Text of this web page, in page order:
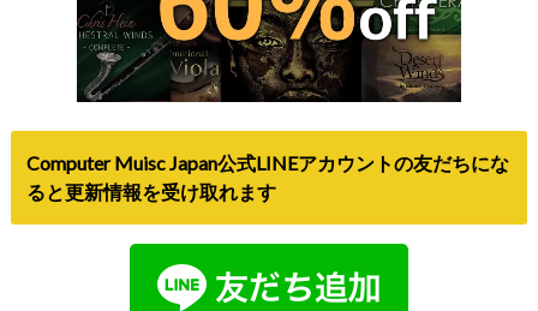
Computer Muisc Japan公式LINEアカウントの友だちにな
ると更新情報を受け取れます